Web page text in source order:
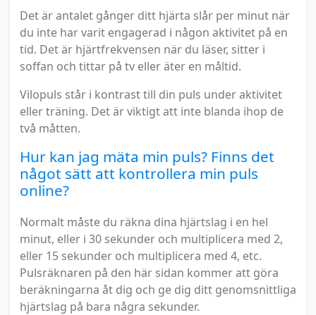
Det är antalet gånger ditt hjärta slår per minut när
du inte har varit engagerad i någon aktivitet på en
tid. Det är hjärtfrekvensen när du läser, sitter i
soffan och tittar på tv eller äter en måltid.
Vilopuls står i kontrast till din puls under aktivitet
eller träning. Det är viktigt att inte blanda ihop de
två måtten.
Hur kan jag mäta min puls? Finns det
något sätt att kontrollera min puls
online?
Normalt måste du räkna dina hjärtslag i en hel
minut, eller i 30 sekunder och multiplicera med 2,
eller 15 sekunder och multiplicera med 4, etc.
Pulsräknaren på den här sidan kommer att göra
beräkningarna åt dig och ge dig ditt genomsnittliga
hjärtslag på bara några sekunder.